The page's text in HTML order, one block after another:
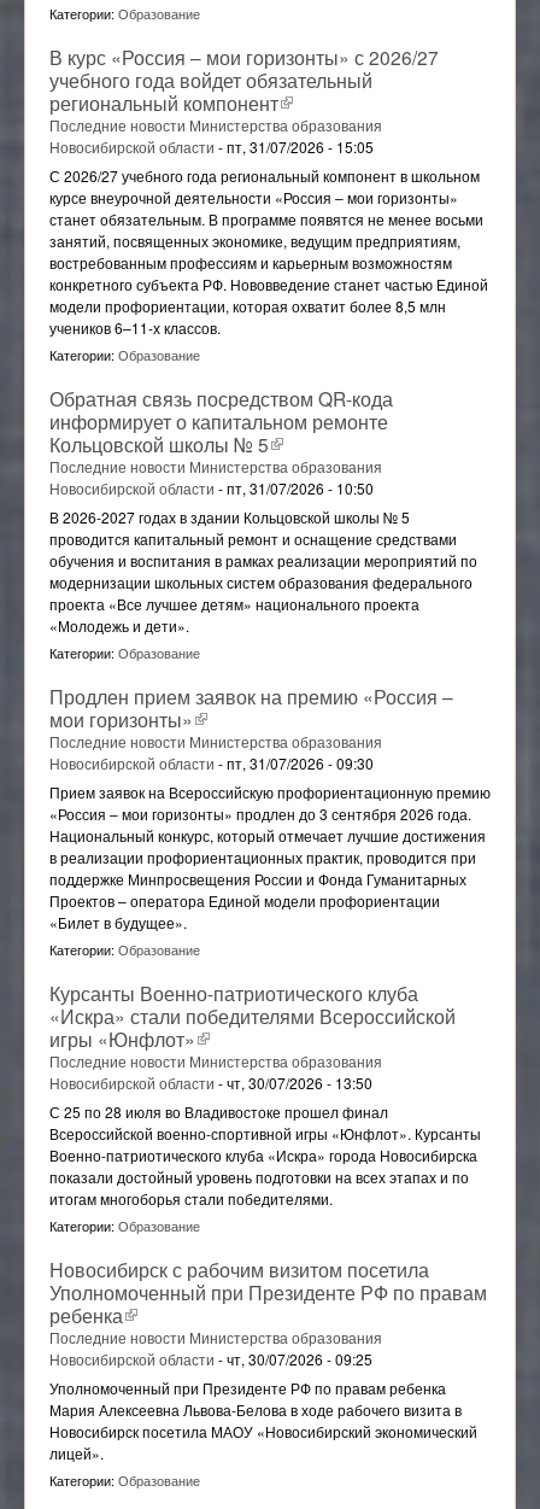
Категории: Образование
В курс «Россия – мои горизонты» с 2026/27
учебного года войдет обязательный
региональный компонент(внешняя ссылка)
Последние новости Министерства образования
Новосибирской области -пт, 31/07/2026 - 15:05
С 2026/27 учебного года региональный компонент в школьном
курсе внеурочной деятельности «Россия – мои горизонты»
станет обязательным. В программе появятся не менее восьми
занятий, посвященных экономике, ведущим предприятиям,
востребованным профессиям и карьерным возможностям
конкретного субъекта РФ. Нововведение станет частью Единой
модели профориентации, которая охватит более 8,5 млн
учеников 6–11-х классов.
Категории: Образование
Обратная связь посредством QR-кода
информирует о капитальном ремонте
Кольцовской школы № 5(внешняя ссылка)
Последние новости Министерства образования
Новосибирской области -пт, 31/07/2026 - 10:50
В 2026-2027 годах в здании Кольцовской школы № 5
проводится капитальный ремонт и оснащение средствами
обучения и воспитания в рамках реализации мероприятий по
модернизации школьных систем образования федерального
проекта «Все лучшее детям» национального проекта
«Молодежь и дети».
Категории: Образование
Продлен прием заявок на премию «Россия –
мои горизонты»(внешняя ссылка)
Последние новости Министерства образования
Новосибирской области -пт, 31/07/2026 - 09:30
Прием заявок на Всероссийскую профориентационную премию
«Россия – мои горизонты» продлен до 3 сентября 2026 года.
Национальный конкурс, который отмечает лучшие достижения
в реализации профориентационных практик, проводится при
поддержке Минпросвещения России и Фонда Гуманитарных
Проектов – оператора Единой модели профориентации
«Билет в будущее».
Категории: Образование
Курсанты Военно-патриотического клуба
«Искра» стали победителями Всероссийской
игры «Юнфлот»(внешняя ссылка)
Последние новости Министерства образования
Новосибирской области -чт, 30/07/2026 - 13:50
С 25 по 28 июля во Владивостоке прошел финал
Всероссийской военно-спортивной игры «Юнфлот». Курсанты
Военно-патриотического клуба «Искра» города Новосибирска
показали достойный уровень подготовки на всех этапах и по
итогам многоборья стали победителями.
Категории: Образование
Новосибирск с рабочим визитом посетила
Уполномоченный при Президенте РФ по правам
ребенка(внешняя ссылка)
Последние новости Министерства образования
Новосибирской области -чт, 30/07/2026 - 09:25
Уполномоченный при Президенте РФ по правам ребенка
Мария Алексеевна Львова-Белова в ходе рабочего визита в
Новосибирск посетила МАОУ «Новосибирский экономический
лицей».
Категории: Образование